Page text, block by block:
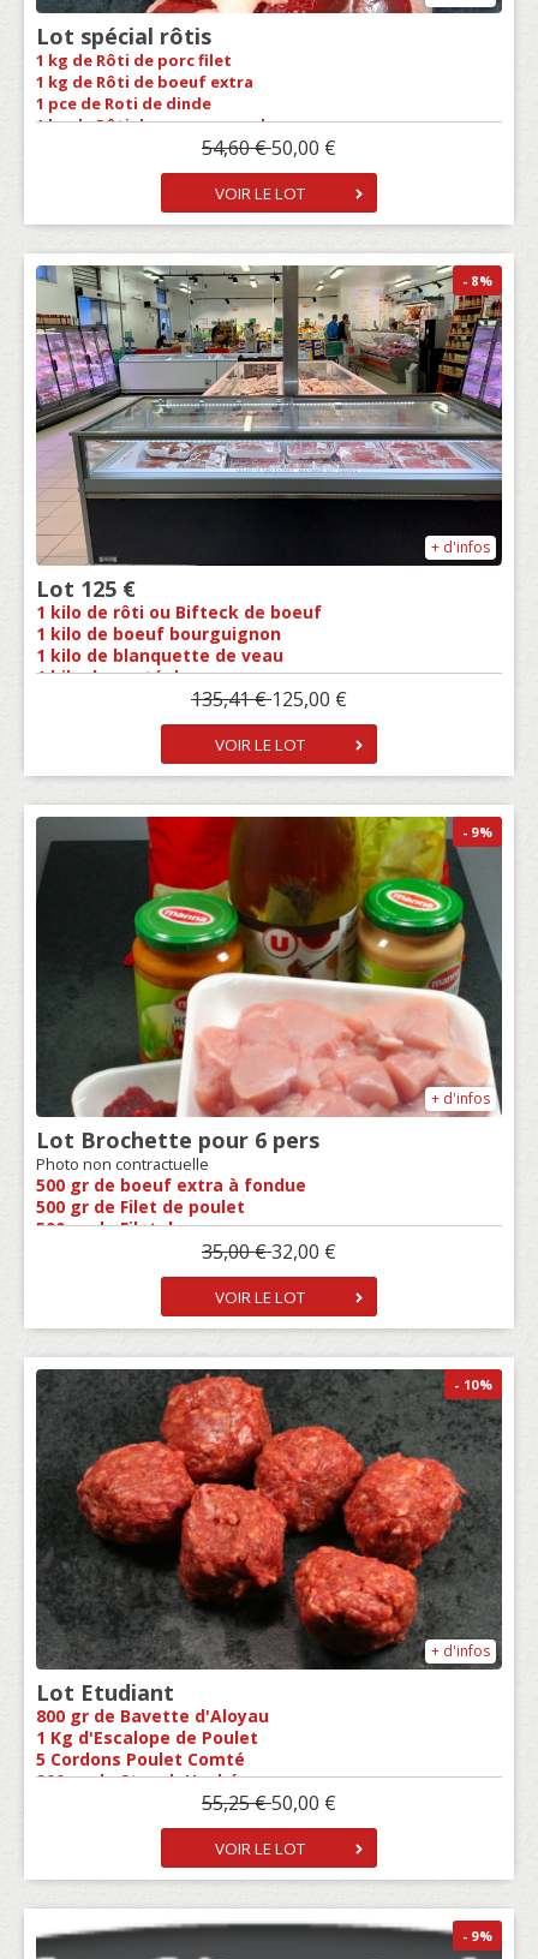
Lot spécial rôtis
1 kg de Rôti de porc filet
1 kg de Rôti de boeuf extra
1 pce de Roti de dinde
1 kg de Rôti de veau casserole
54,60 €50,00 €
VOIR LE LOT
- 8%
+ d'infos
Lot 125 €
1 kilo de rôti ou Bifteck de boeuf
1 kilo de boeuf bourguignon
1 kilo de blanquette de veau
1 kilo de sauté de porc
2 poulet blanc PAC
1 kg de Sauté de dinde avec os
1 kilo de viande hachée
1 Kg Steack de Poulet Mariné
6 tranches de jambon blanc supérieur
1 kilo d'escalopes de dinde
900 gr Boudins noirs
1 Saucisson Nature ou Beaufort
Offert
Pas de Changement possible
135,41 €125,00 €
VOIR LE LOT
- 9%
+ d'infos
Lot Brochette pour 6 pers
Photo non contractuelle
500 gr de boeuf extra à fondue
500 gr de Filet de poulet
500 gr de Filet de porc
1 pot de sauce au choix
1 Squeeze de marinade aux choix
1 paquets de chips 500 gr
35,00 €32,00 €
VOIR LE LOT
- 10%
+ d'infos
Lot Etudiant
800 gr de Bavette d'Aloyau
1 Kg d'Escalope de Poulet
5 Cordons Poulet Comté
900 gr de Steack Haché
55,25 €50,00 €
VOIR LE LOT
- 9%